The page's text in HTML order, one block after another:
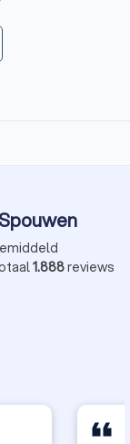
1.888reviews